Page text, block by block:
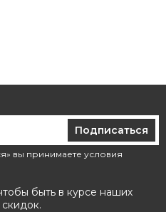
Подписаться
вы принимаете условия
быть в курсе наших